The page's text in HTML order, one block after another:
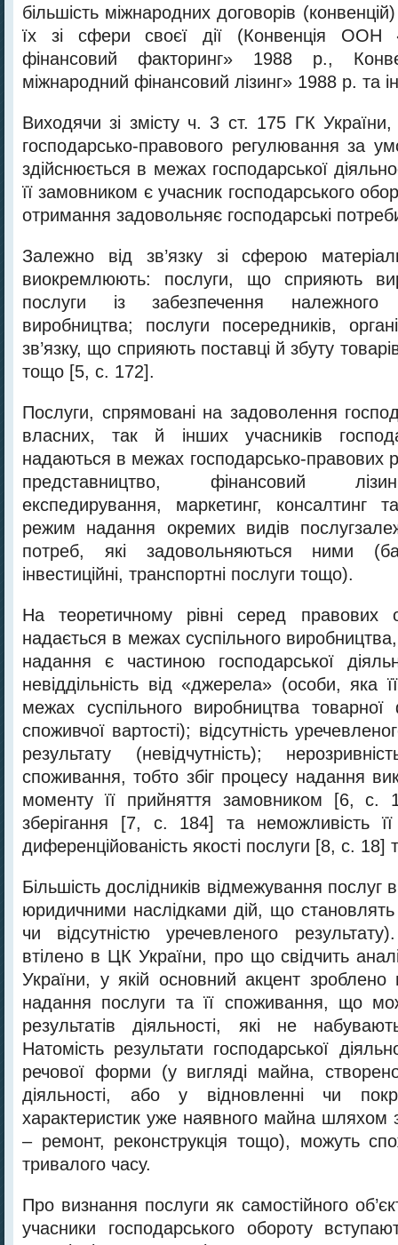
більшість міжнародних договорів
їх зі сфери своєї дії (Конвенція ООН
фінансовий факторинг» 1988 р.,
міжнародний фінансовий лізинг» 1988 р. та
Виходячи зі змісту ч. 3 ст. 175 ГК України,
господарсько-правового регулювання за
здійснюється в межах господарської
її замовником є учасник господарського
отримання задовольняє господарські
Залежно від зв’язку зі сферою
виокремлюють: послуги, що сприяють
послуги із забезпечення належного
виробництва; послуги посередників,
зв’язку, що сприяють поставці й збуту
тощо [5, с. 172].
Послуги, спрямовані на задоволення
власних, так й інших учасників
надаються в межах господарсько-правових
представництво, фінансовий
експедирування, маркетинг, консалтинг
режим надання окремих видів
потреб, які задовольняються ними
інвестиційні, транспортні послуги тощо).
На теоретичному рівні серед правових
надається в межах суспільного виробництва,
надання є частиною господарської
невіддільність від «джерела» (особи, яка
межах суспільного виробництва
споживчої вартості); відсутність
результату (невідчутність);
споживання, тобто збіг процесу надання
моменту її прийняття замовником [6, с.
зберігання [7, с. 184] та неможливість
диференційованість якості послуги [8, с. 18]
Більшість дослідників відмежування послуг
юридичними наслідками дій, що становлять
чи відсутністю уречевленого
втілено в ЦК України, про що свідчить
України, у якій основний акцент зроблено
надання послуги та її споживання, що
результатів діяльності, які не
Натомість результати господарської
речової форми (у вигляді майна,
діяльності, або у відновленні чи
характеристик уже наявного майна шляхом
– ремонт, реконструкція тощо), можуть
тривалого часу.
Про визнання послуги як самостійного
учасники господарського обороту